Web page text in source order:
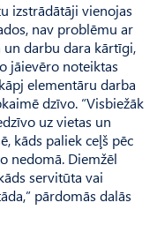
izstrādātāji vienojas
nav problēmu ar
darbu dara kārtīgi,
jāievēro noteiktas
elementāru darba
dzīvo. “Visbiežāk
uz vietas un
kāds paliek ceļš pēc
nedomā. Diemžēl
servitūta vai
pārdomās dalās